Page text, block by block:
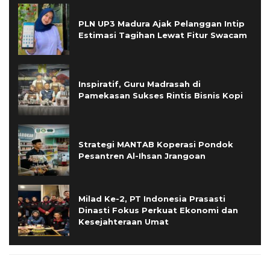
PLN UP3 Madura Ajak Pelanggan Intip
Estimasi Tagihan Lewat Fitur Swacam
Inspiratif, Guru Madrasah di
Pamekasan Sukses Rintis Bisnis Kopi
Strategi MANTAB Koperasi Pondok
Pesantren Al-Ihsan Jrangoan
Milad Ke-2, PT Indonesia Prasasti
Dinasti Fokus Perkuat Ekonomi dan
Kesejahteraan Umat